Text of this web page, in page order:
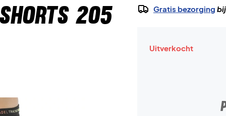
205 Gratis bezorging
Uitverkocht